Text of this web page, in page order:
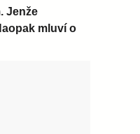
Jenže
mluví o